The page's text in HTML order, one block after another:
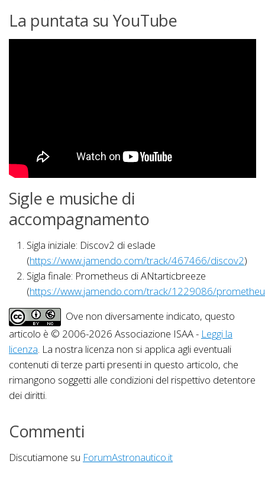
La puntata su YouTube
Sigle e musiche di
accompagnamento
Sigla iniziale: Discov2 di eslade
(https://www.jamendo.com/track/467466/discov2)
Sigla finale: Prometheus di ANtarticbreeze
(https://www.jamendo.com/track/1229086/
Ove non diversamente indicato, questo
articolo è © 2006-2026 Associazione ISAA - Leggi la
licenza. La nostra licenza non si applica agli eventuali
contenuti di terze parti presenti in questo articolo, che
rimangono soggetti alle condizioni del rispettivo detentore
dei diritti.
Commenti
Discutiamone su ForumAstronautico.it